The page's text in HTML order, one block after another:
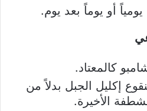
أو يوماً بعد يوم.
كالمعتاد.
إكليل الجبل بدلاً من
الأخيرة.